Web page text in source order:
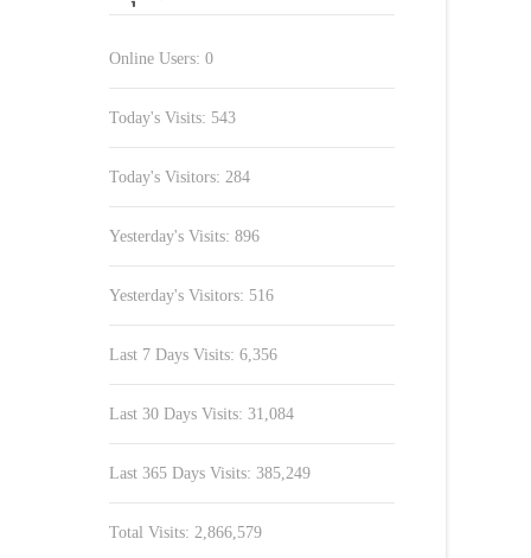
Online Users: 0
Today's Visits: 543
Today's Visitors: 284
Yesterday's Visits: 896
Yesterday's Visitors: 516
Last 7 Days Visits: 6,356
Last 30 Days Visits: 31,084
Last 365 Days Visits: 385,249
Total Visits: 2,866,579